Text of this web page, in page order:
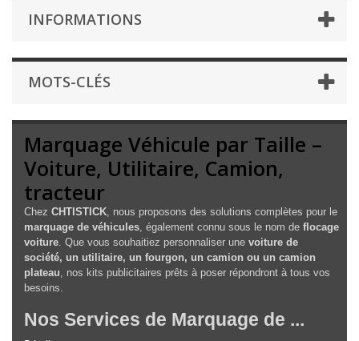
INFORMATIONS
MOTS-CLÉS
Marquage Véhicule par Taille –
Voiture, Utilitaire, Camion,
tracteur
Chez CHTISTICK, nous proposons des solutions complètes pour le
marquage de véhicules, également connu sous le nom de flocage
voiture. Que vous souhaitiez personnaliser une voiture de
société, un utilitaire, un fourgon, un camion ou un camion
plateau, nos kits publicitaires prêts à poser répondront à tous vos
besoins.
Nos Services de Marquage de ...